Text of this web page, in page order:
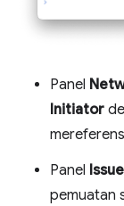
Panel
Initiator
Panel
pemuatan